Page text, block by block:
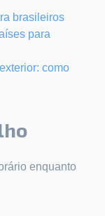
brasileiros
para
como
enquanto